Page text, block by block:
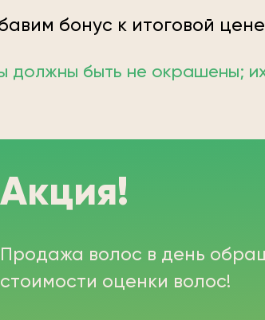
бонус к итоговой
должны быть не окрашены;
Акция!
Продажа волос в день
стоимости оценки волос!